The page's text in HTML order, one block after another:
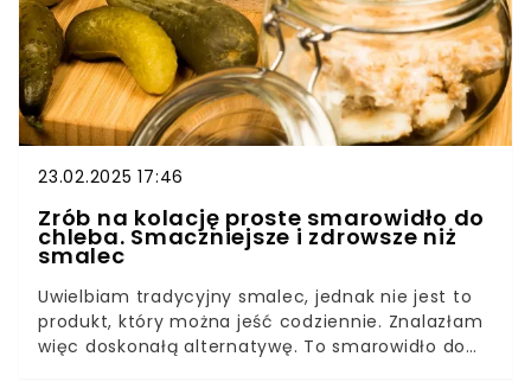
23.02.2025 17:46
Zrób na kolację proste smarowidło do
chleba. Smaczniejsze i zdrowsze niż
smalec
Uwielbiam tradycyjny smalec, jednak nie jest to
produkt, który można jeść codziennie. Znalazłam
więc doskonałą alternatywę. To smarowidło do